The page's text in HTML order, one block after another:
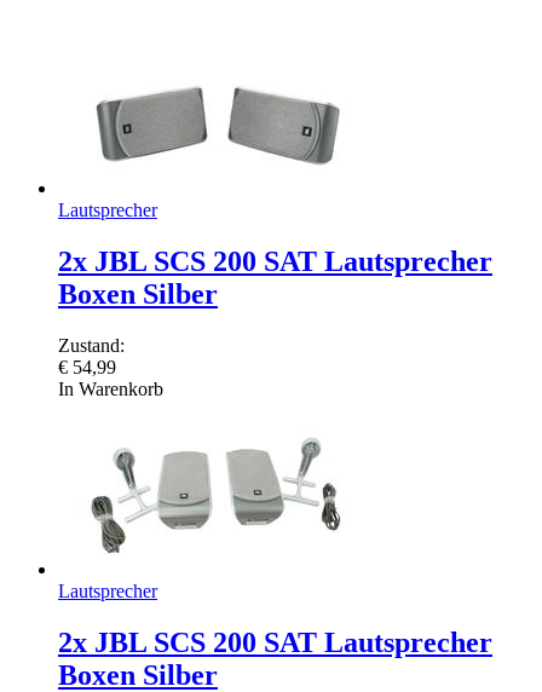
Lautsprecher
2x JBL SCS 200 SAT Lautsprecher
Boxen Silber
Zustand:
€ 54,99
In Warenkorb
Lautsprecher
2x JBL SCS 200 SAT Lautsprecher
Boxen Silber